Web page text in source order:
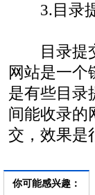
3.目录
目录提交
网站是一个
是有些目录
间能收录的
交，效果是
你可能感兴趣：